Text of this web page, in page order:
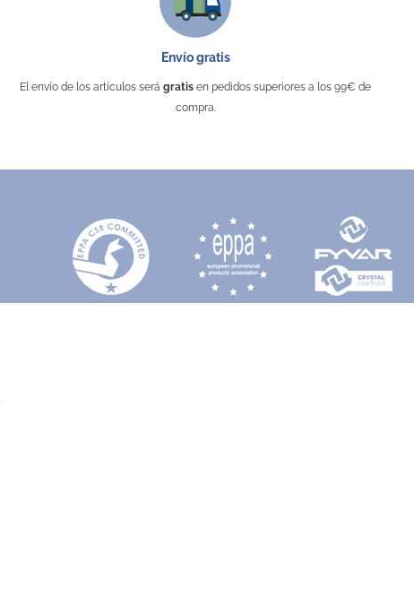
Envío gratis
El envío de los artículos será gratis en pedidos superiores a los 99€ de
compra.